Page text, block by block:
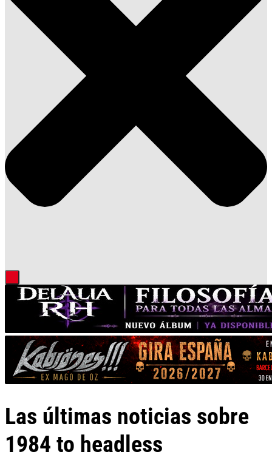
Las últimas noticias sobre
1984 to headless